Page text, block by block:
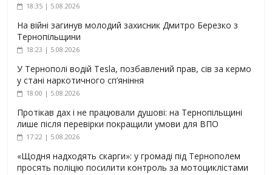
18:35 | 5.08.2026
На війні загинув молодий захисник Дмитро Березко з
Тернопільщини
18:23 | 5.08.2026
У Тернополі водій Tesla, позбавлений прав, сів за кермо
у стані наркотичного сп’яніння
18:00 | 5.08.2026
Протікав дах і не працювали душові: на Тернопільщині
лише після перевірки покращили умови для ВПО
17:22 | 5.08.2026
«Щодня надходять скарги»: у громаді під Тернополем
просять поліцію посилити контроль за мотоциклістами